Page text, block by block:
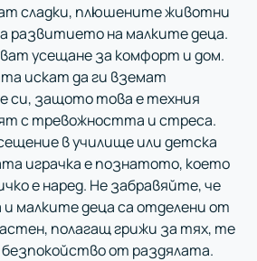
сладки, плюшените животни
развитието на малките деца.
усещане за комфорт и дом.
искат да ги вземат
си, защото това е техния
с тревожността и стреса.
в училище или детска
играчка е познатото, което
е наред. Не забравяйте, че
малките деца са отделени от
полагащ грижи за тях, те
от раздялата.